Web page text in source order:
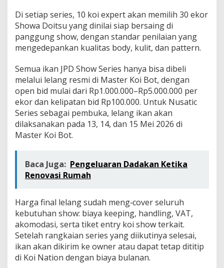
Di setiap series, 10 koi expert akan memilih 30 ekor
Showa Doitsu yang dinilai siap bersaing di
panggung show, dengan standar penilaian yang
mengedepankan kualitas body, kulit, dan pattern.
Semua ikan JPD Show Series hanya bisa dibeli
melalui lelang resmi di Master Koi Bot, dengan
open bid mulai dari Rp1.000.000–Rp5.000.000 per
ekor dan kelipatan bid Rp100.000. Untuk Nusatic
Series sebagai pembuka, lelang ikan akan
dilaksanakan pada 13, 14, dan 15 Mei 2026 di
Master Koi Bot.
Baca Juga: Pengeluaran Dadakan Ketika
Renovasi Rumah
Harga final lelang sudah meng‑cover seluruh
kebutuhan show: biaya keeping, handling, VAT,
akomodasi, serta tiket entry koi show terkait.
Setelah rangkaian series yang diikutinya selesai,
ikan akan dikirim ke owner atau dapat tetap dititip
di Koi Nation dengan biaya bulanan.